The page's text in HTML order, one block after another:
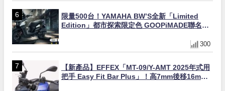
限量500台！YAMAHA BW’S全新「Limited
Edition」都市探索限定色 GOOPiMADE聯名包
300
【新產品】EFFEX「MT-09/Y-AMT 2025年式用
把手 Easy Fit Bar Plus」！高7mm後移16mm